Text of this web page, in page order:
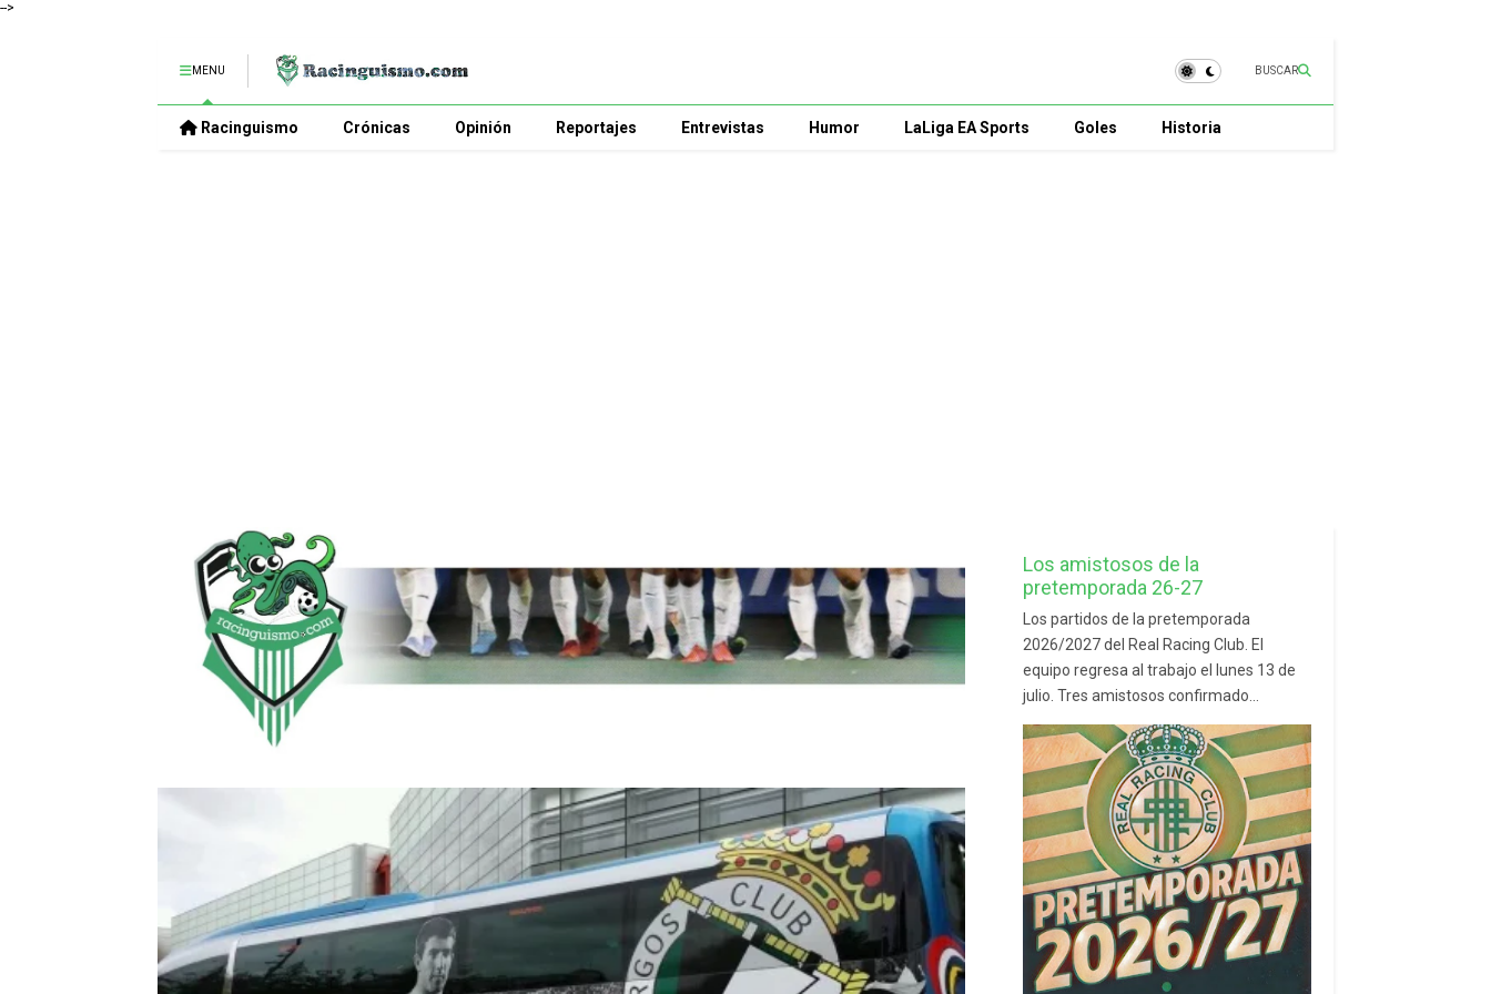
-->
MENU BUSCAR
Racinguismo Crónicas Opinión Reportajes Entrevistas Humor LaLiga EA Sports Goles Historia
Los amistosos de la
pretemporada 26-27
Los partidos de la pretemporada
2026/2027 del Real Racing Club. El
equipo regresa al trabajo el lunes 13 de
julio. Tres amistosos confirmado...